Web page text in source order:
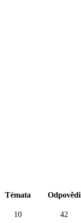
Témata Odpovědi
10 42